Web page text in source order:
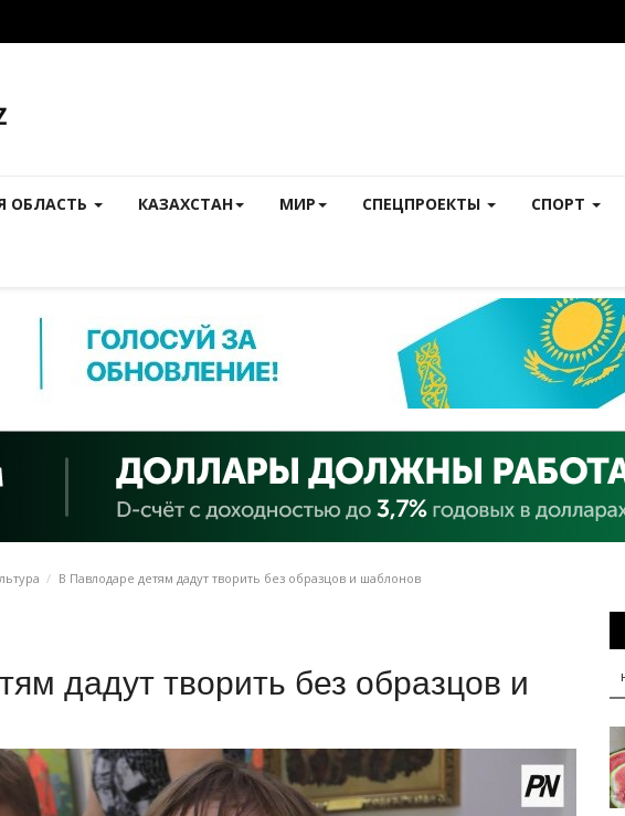
ОБЛАСТЬ КАЗАХСТАН МИР СПЕЦПРОЕКТЫ СПОРТ
В Павлодаре детям дадут творить без образцов и шаблонов
дадут творить без образцов и